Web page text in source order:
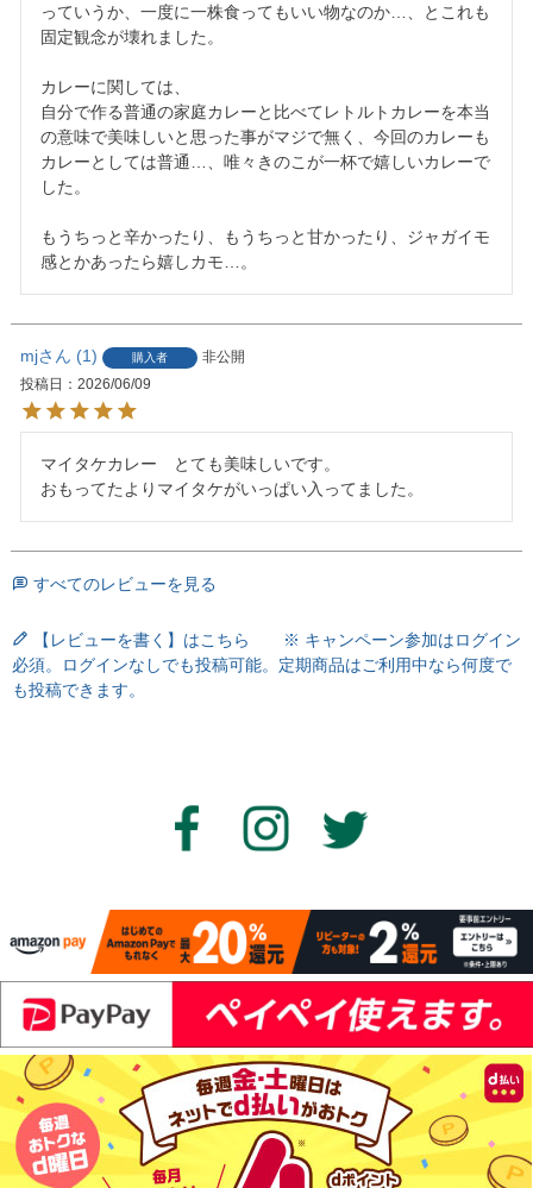
っていうか、一度に一株食ってもいい物なのか…、とこれも
固定観念が壊れました。
カレーに関しては、
自分で作る普通の家庭カレーと比べてレトルトカレーを本当
の意味で美味しいと思った事がマジで無く、今回のカレーも
カレーとしては普通…、唯々きのこが一杯で嬉しいカレーで
した。
もうちっと辛かったり、もうちっと甘かったり、ジャガイモ
感とかあったら嬉しカモ…。
mj 1 購入者
非公開
投稿日
2026/06/09
マイタケカレー　とても美味しいです。
おもってたよりマイタケがいっぱい入ってました。
すべてのレビューを見る
【レビューを書く】はこちら ※ キャンペーン参加はログイン
必須。ログインなしでも投稿可能。定期商品はご利用中なら何度で
も投稿できます。